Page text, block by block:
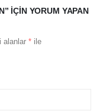
IÇIN YORUM YAPAN
alanlar * ile